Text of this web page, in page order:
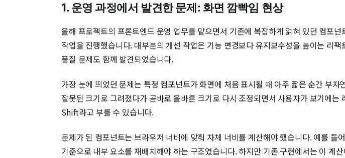
1. 운영 과정에서 발견한 문제: 화면 깜빡임 현상
올해 프로젝트의 프론트엔드 운영 업무를 맡으면서 기존에 복잡하게 얽혀 있던 컴포
작업을 진행했습니다. 대부분의 개선 작업은 기능 변경보다 유지보수성을 높이는 리
품질 문제도 함께 발견되었습니다.
가장 눈에 띄었던 문제는 특정 컴포넌트가 화면에 처음 표시될 때 아주 짧은 순간 부
잘못된 크기로 그려졌다가 곧바로 올바른 크기로 다시 조정되면서 사용자가 보기에
Shift라고 부를 수 있습니다.
문제가 된 컴포넌트는 브라우저 너비에 맞춰 자체 너비를 계산해야 했습니다. 예를
기준으로 내부 요소를 재배치해야 하는 구조였습니다. 하지만 기존 구현에서는 이